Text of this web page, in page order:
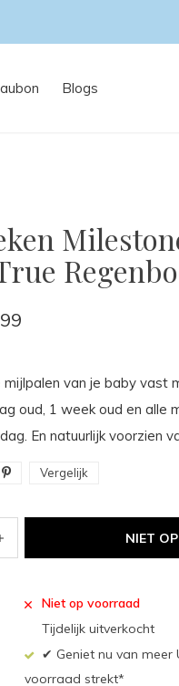
Blogs
van je baby vast
oud, 1 week oud en alle
En natuurlijk voorzien
Vergelijk
NIET
Niet op voorraad
Tijdelijk uitverkocht
✔ Geniet nu van meer
voorraad strekt*